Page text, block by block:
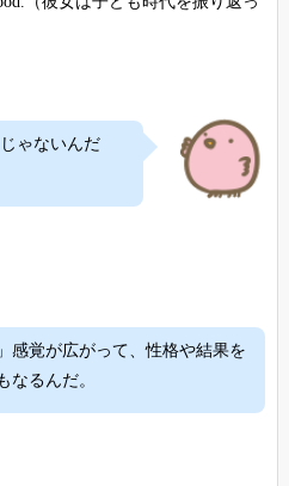
ゃないんだ
感覚が広がって、性格や結果を
なるんだ。